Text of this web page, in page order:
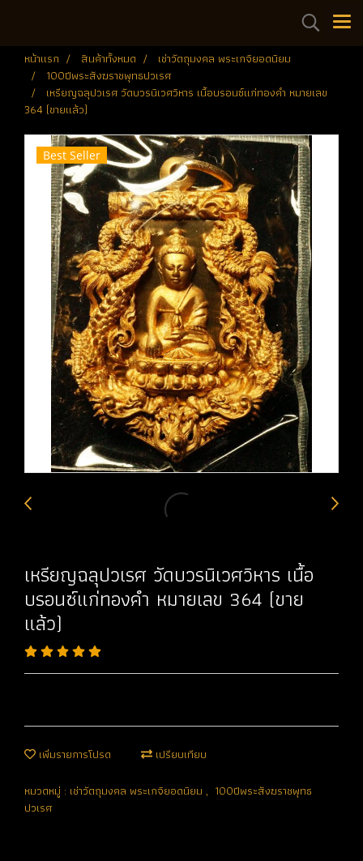
หน้าแรก สินค้าทั้งหมด
เช่าวัตถุมงคล พระเกจิยอดนิยม
100ปีพระสังฆราชพุทธปวเรศ
เหรียญฉลุปวเรศ วัดบวรนิเวศวิหาร เนื้อบรอนซ์แก่ทองคำ หมายเลข
364 (ขายแล้ว)
Best Seller
เหรียญฉลุปวเรศ วัดบวรนิเวศวิหาร เนื้อ
บรอนซ์แก่ทองคำ หมายเลข 364 (ขาย
แล้ว)
เพิ่มรายการโปรด เปรียบเทียบ
หมวดหมู่ : เช่าวัตถุมงคล พระเกจิยอดนิยม , 100ปีพระสังฆราชพุทธ
ปวเรศ